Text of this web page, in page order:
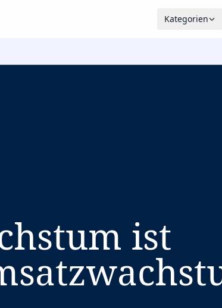
Kategorien
ist